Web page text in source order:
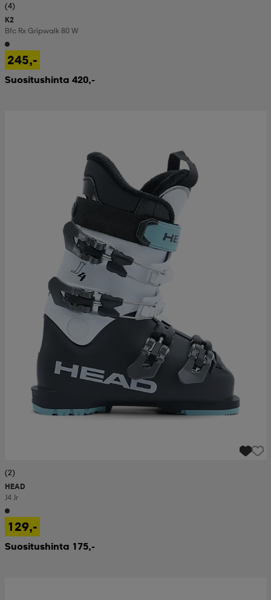
(4)
K2
Bfc Rx Gripwalk 80 W
245,-
Suositushinta 420,-
(2)
HEAD
J4 Jr
129,-
Suositushinta 175,-